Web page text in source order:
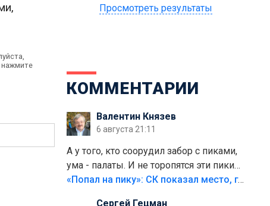
нажмите
Просмотреть результаты
КОММЕНТАРИИ
Валентин Князев
6 августа 21:11
А у того, кто соорудил забор с пиками,
ума - палаты. И не торопятся эти пики
срезать
«Попал на пику»: СК показал место, где был смертельно травмирован ребенок в Тольятти
Сергей Гецман